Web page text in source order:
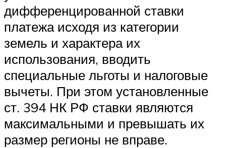
дифференцированной ставки
платежа исходя из категории
земель и характера их
использования, вводить
специальные льготы и налоговые
вычеты. При этом установленные
ст. 394 НК РФ ставки являются
максимальными и превышать их
размер регионы не вправе.